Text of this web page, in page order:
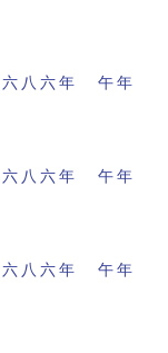
八六年 午年
八六年 午年
八六年 午年